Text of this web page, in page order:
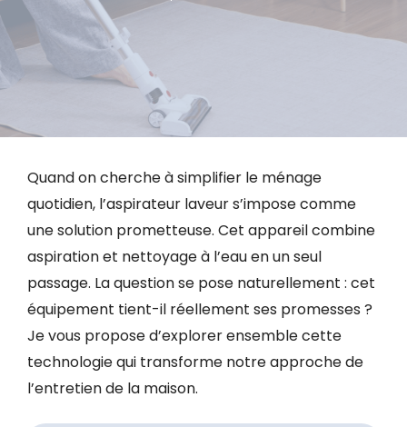
Quand on cherche à simplifier le ménage
quotidien, l’aspirateur laveur s’impose comme
une solution prometteuse. Cet appareil combine
aspiration et nettoyage à l’eau en un seul
passage. La question se pose naturellement : cet
équipement tient-il réellement ses promesses ?
Je vous propose d’explorer ensemble cette
technologie qui transforme notre approche de
l’entretien de la maison.